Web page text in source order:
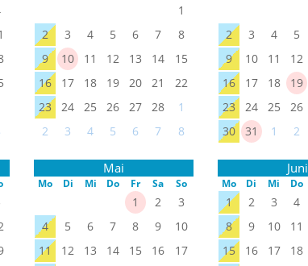
1
2
3 4 5 6 7
8
9
10 11 12 13 14
15
16
17 18 19 20 21
22
23
24 25 26 27 28
1
2
3 4 5 6 7 8
2
3 4 5
9
10 11 12
16
17 18 19
23
24 25 26
30
31 1 2
Mai
Mo Di Mi Do Fr Sa So
1 2
3
4
5 6 7 8 9
10
11
12 13 14 15 16
17
Juni
Mo Di Mi Do
1 2 3 4
8
9 10 11
15
16 17 18